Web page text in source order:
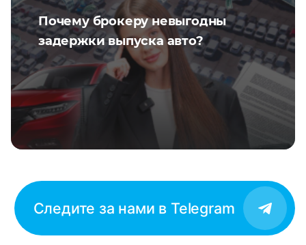
Почему брокеру невыгодны
задержки выпуска авто?
Следите за нами в Telegram